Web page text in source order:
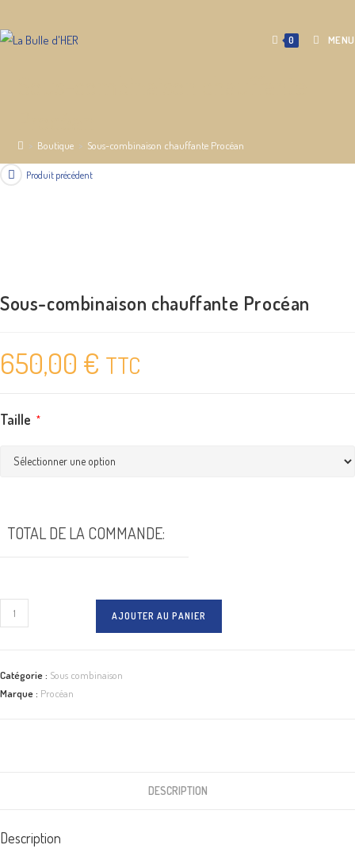
to
content
0 MENU
> Boutique > Sous-combinaison chauffante Procéan
Produit précédent
Sous-combinaison chauffante Procéan
650,00 € TTC
Taille *
TOTAL DE LA COMMANDE:
quantité
de
chauffante
AJOUTER AU PANIER
Catégorie : Sous combinaison
Marque : Procéan
DESCRIPTION
Description